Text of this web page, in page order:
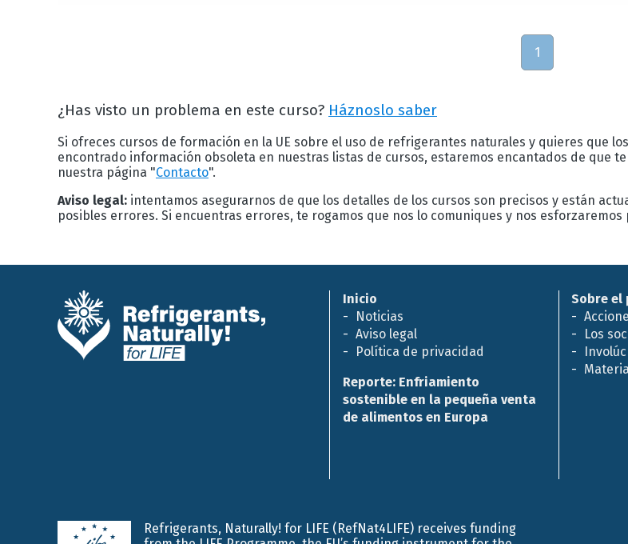
1
¿Has visto un problema en este curso? Háznoslo saber
Si ofreces cursos de formación en la UE sobre el uso de refrigerantes naturales y quieres que
encontrado información obsoleta en nuestras listas de cursos, estaremos encantados de que
nuestra página "Contacto".
Aviso legal: intentamos asegurarnos de que los detalles de los cursos son precisos y están
posibles errores. Si encuentras errores, te rogamos que nos lo comuniques y nos
Inicio
Noticias
Aviso legal
Política de privacidad
Reporte: Enfriamiento
sostenible en la pequeña venta
de alimentos en Europa
Sobre el
Los
Refrigerants, Naturally! for LIFE (RefNat4LIFE) receives funding